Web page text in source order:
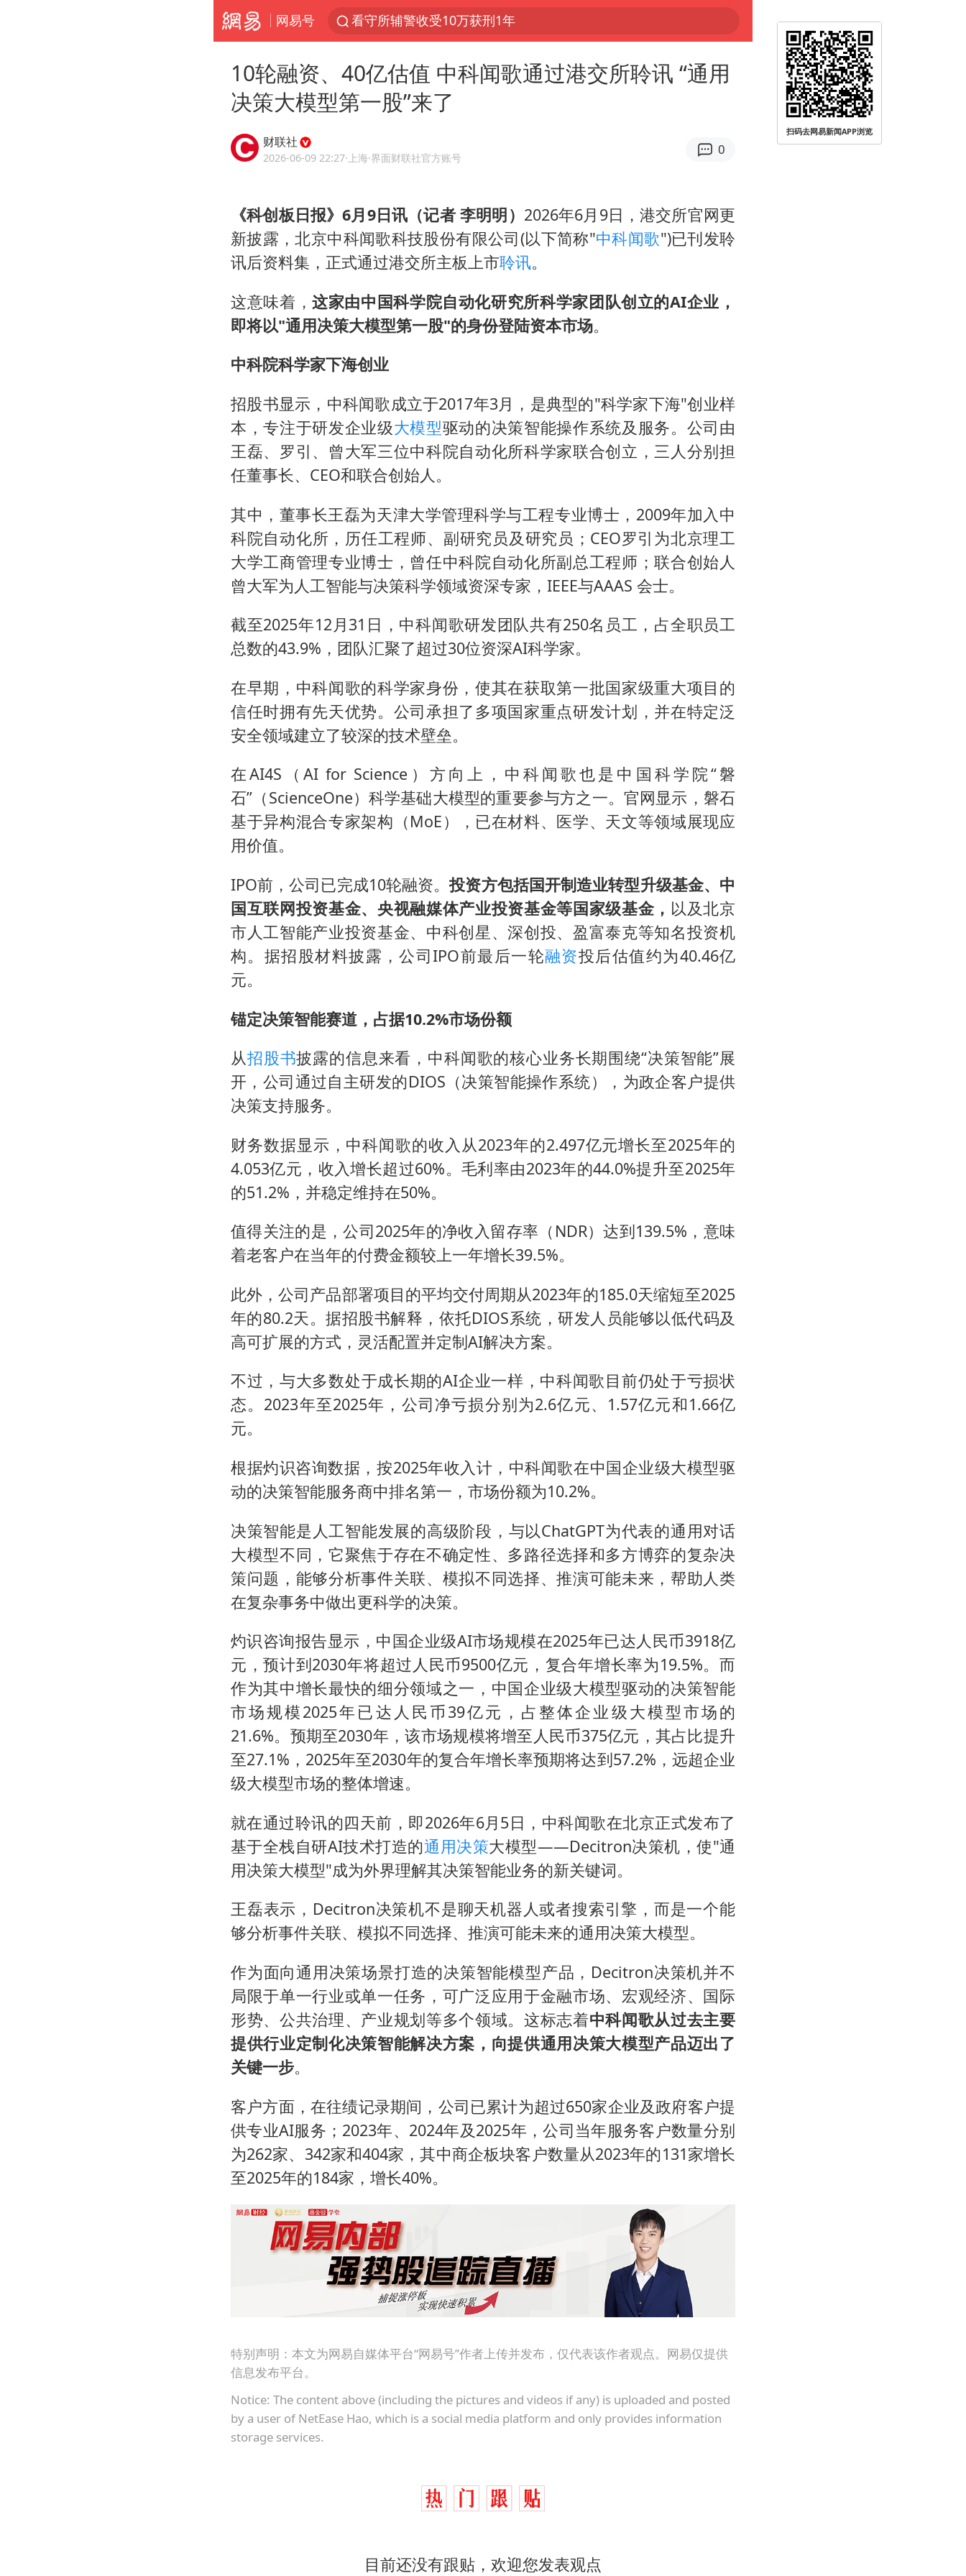
网易号
看守所辅警收受10万获刑1年
台风白海豚进入48小时警戒线
中方回应是否在太平洋海底开采稀土
佛得角门将亮相智利俱乐部主场
五粮液渠道价一箱上涨近百元
宇树科技发行价格150.80元/股
法国将禁止“未经同意的电话营销”
宇树科技王兴兴身家有望超200亿元
泰国一女公务员妆容引争议 本人回应
吉林一“温度计大楼”读数爆表
女子利用漏洞0元薅走3000多件家电
24小时不关空调 电费会更低吗
东方甄选被判赔偿江小白30万元
奋进开新局 实干挑大梁
10轮融资、40亿估值 中科闻歌通过港交所聆讯 “通用
决策大模型第一股”来了
财联社
2026-06-09 22:27·上海·界面财联社官方账号
0
《科创板日报》6月9日讯（记者 李明明） 2026年6月9日，港交所官网更
新披露，北京中科闻歌科技股份有限公司(以下简称"中科闻歌")已刊发聆
讯后资料集，正式通过港交所主板上市聆讯。
这意味着，这家由中国科学院自动化研究所科学家团队创立的AI企业，
即将以"通用决策大模型第一股"的身份登陆资本市场。
中科院科学家下海创业
招股书显示，中科闻歌成立于2017年3月，是典型的"科学家下海"创业样
本，专注于研发企业级大模型驱动的决策智能操作系统及服务。公司由
王磊、罗引、曾大军三位中科院自动化所科学家联合创立，三人分别担
任董事长、CEO和联合创始人。
其中，董事长王磊为天津大学管理科学与工程专业博士，2009年加入中
科院自动化所，历任工程师、副研究员及研究员；CEO罗引为北京理工
大学工商管理专业博士，曾任中科院自动化所副总工程师；联合创始人
曾大军为人工智能与决策科学领域资深专家，IEEE与AAAS 会士。
截至2025年12月31日，中科闻歌研发团队共有250名员工，占全职员工
总数的43.9%，团队汇聚了超过30位资深AI科学家。
在早期，中科闻歌的科学家身份，使其在获取第一批国家级重大项目的
信任时拥有先天优势。公司承担了多项国家重点研发计划，并在特定泛
安全领域建立了较深的技术壁垒。
在AI4S（AI for Science）方向上，中科闻歌也是中国科学院“磐
石”（ScienceOne）科学基础大模型的重要参与方之一。官网显示，磐石
基于异构混合专家架构（MoE），已在材料、医学、天文等领域展现应
用价值。
IPO前，公司已完成10轮融资。投资方包括国开制造业转型升级基金、中
国互联网投资基金、央视融媒体产业投资基金等国家级基金， 以及北京
市人工智能产业投资基金、中科创星、深创投、盈富泰克等知名投资机
构。据招股材料披露，公司IPO前最后一轮融资投后估值约为40.46亿
元。
锚定决策智能赛道，占据10.2%市场份额
从招股书披露的信息来看，中科闻歌的核心业务长期围绕“决策智能”展
开，公司通过自主研发的DIOS（决策智能操作系统），为政企客户提供
决策支持服务。
财务数据显示，中科闻歌的收入从2023年的2.497亿元增长至2025年的
4.053亿元，收入增长超过60%。毛利率由2023年的44.0%提升至2025年
的51.2%，并稳定维持在50%。
值得关注的是，公司2025年的净收入留存率（NDR）达到139.5%，意味
着老客户在当年的付费金额较上一年增长39.5%。
此外，公司产品部署项目的平均交付周期从2023年的185.0天缩短至2025
年的80.2天。据招股书解释，依托DIOS系统，研发人员能够以低代码及
高可扩展的方式，灵活配置并定制AI解决方案。
不过，与大多数处于成长期的AI企业一样，中科闻歌目前仍处于亏损状
态。2023年至2025年，公司净亏损分别为2.6亿元、1.57亿元和1.66亿
元。
根据灼识咨询数据，按2025年收入计，中科闻歌在中国企业级大模型驱
动的决策智能服务商中排名第一，市场份额为10.2%。
决策智能是人工智能发展的高级阶段，与以ChatGPT为代表的通用对话
大模型不同，它聚焦于存在不确定性、多路径选择和多方博弈的复杂决
策问题，能够分析事件关联、模拟不同选择、推演可能未来，帮助人类
在复杂事务中做出更科学的决策。
灼识咨询报告显示，中国企业级AI市场规模在2025年已达人民币3918亿
元，预计到2030年将超过人民币9500亿元，复合年增长率为19.5%。而
作为其中增长最快的细分领域之一，中国企业级大模型驱动的决策智能
市场规模2025年已达人民币39亿元，占整体企业级大模型市场的
21.6%。预期至2030年，该市场规模将增至人民币375亿元，其占比提升
至27.1%，2025年至2030年的复合年增长率预期将达到57.2%，远超企业
级大模型市场的整体增速。
就在通过聆讯的四天前，即2026年6月5日，中科闻歌在北京正式发布了
基于全栈自研AI技术打造的通用决策大模型——Decitron决策机，使"通
用决策大模型"成为外界理解其决策智能业务的新关键词。
王磊表示，Decitron决策机不是聊天机器人或者搜索引擎，而是一个能
够分析事件关联、模拟不同选择、推演可能未来的通用决策大模型。
作为面向通用决策场景打造的决策智能模型产品，Decitron决策机并不
局限于单一行业或单一任务，可广泛应用于金融市场、宏观经济、国际
形势、公共治理、产业规划等多个领域。这标志着中科闻歌从过去主要
提供行业定制化决策智能解决方案，向提供通用决策大模型产品迈出了
关键一步。
客户方面，在往绩记录期间，公司已累计为超过650家企业及政府客户提
供专业AI服务；2023年、2024年及2025年，公司当年服务客户数量分别
为262家、342家和404家，其中商企板块客户数量从2023年的131家增长
至2025年的184家，增长40%。
特别声明：本文为网易自媒体平台“网易号”作者上传并发布，仅代表该作者观点。网易仅提供
信息发布平台。
Notice: The content above (including the pictures and videos if any) is uploaded and posted
by a user of NetEase Hao, which is a social media platform and only provides information
storage services.
目前还没有跟贴，欢迎您发表观点
扫码去网易新闻APP浏览